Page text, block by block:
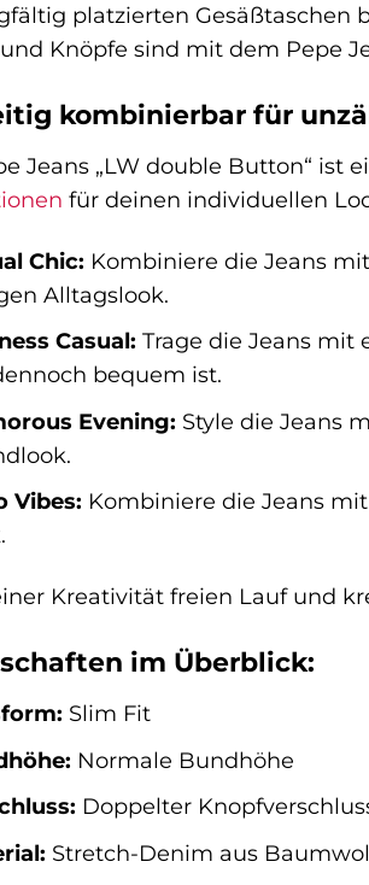
platzierten Gesäßtaschen
Knöpfe sind mit dem Pepe
kombinierbar für
Jeans „LW double Button“
für deinen individuellen
Chic: Kombiniere die Jeans
Alltagslook.
Casual: Trage die Jeans mit
bequem ist.
Evening: Style die Jeans
Vibes: Kombiniere die Jeans
Kreativität freien Lauf und
im Überblick:
Slim Fit
Normale Bundhöhe
Doppelter
Stretch-Denim aus